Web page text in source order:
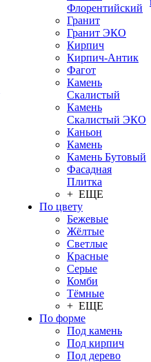
Флорентийский
Гранит
Гранит ЭКО
Кирпич
Кирпич-Антик
Фагот
Камень
Скалистый
Камень
Скалистый ЭКО
Каньон
Камень
Камень Бутовый
Фасадная
Плитка
+ ЕЩЕ
По цвету
Бежевые
Жёлтые
Светлые
Красные
Серые
Комби
Тёмные
+ ЕЩЕ
По форме
Под камень
Под кирпич
Под дерево